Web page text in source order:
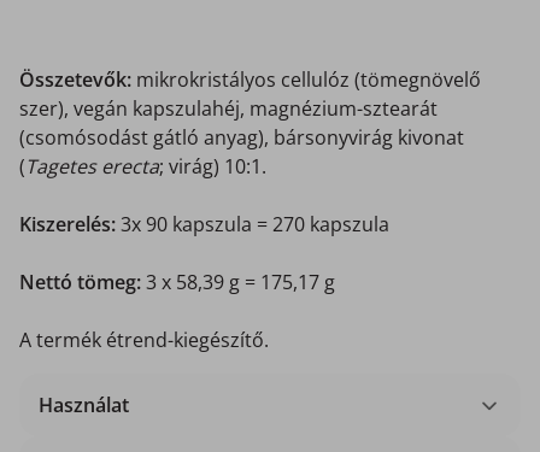
Összetevők: mikrokristályos cellulóz (tömegnövelő
szer), vegán kapszulahéj, magnézium-sztearát
(csomósodást gátló anyag), bársonyvirág kivonat
(Tagetes erecta; virág) 10:1.
Kiszerelés:3x 90 kapszula = 270 kapszula
Nettó tömeg:3 x 58,39 g = 175,17 g
A termék étrend-kiegészítő.
Használat